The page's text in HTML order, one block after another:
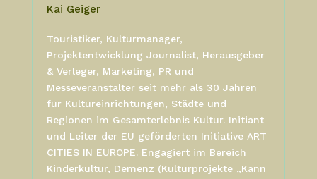
Kai Geiger
Touristiker, Kulturmanager,
Projektentwicklung Journalist, Herausgeber
& Verleger, Marketing, PR und
Messeveranstalter seit mehr als 30 Jahren
für Kultureinrichtungen, Städte und
Regionen im Gesamterlebnis Kultur. Initiant
und Leiter der EU geförderten Initiative ART
CITIES IN EUROPE. Engagiert im Bereich
Kinderkultur, Demenz (Kulturprojekte „Kann